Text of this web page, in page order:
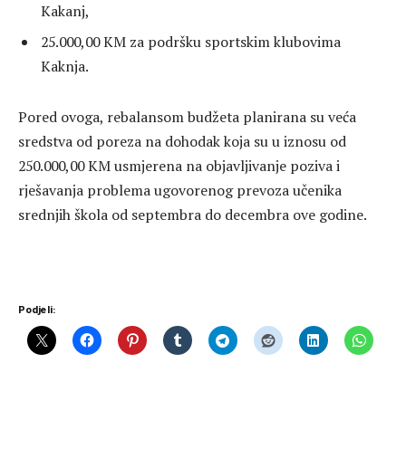
Kakanj,
25.000,00 KM za podršku sportskim klubovima
Kaknja.
Pored ovoga, rebalansom budžeta planirana su veća
sredstva od poreza na dohodak koja su u iznosu od
250.000,00 KM usmjerena na objavljivanje poziva i
rješavanja problema ugovorenog prevoza učenika
srednjih škola od septembra do decembra ove godine.
Podjeli: